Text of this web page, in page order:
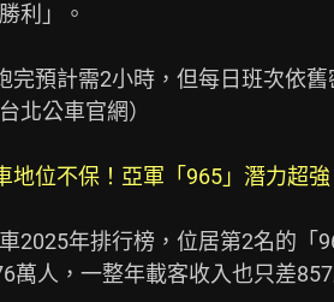
利」。
完預計需2小時，但每日班次依
北公車官網）
地位不保！亞軍「965」潛力超
2025年排行榜，位居第2名的「
萬人，一整年載客收入也只差